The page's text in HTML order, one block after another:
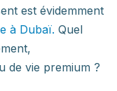
est évidemment
à Dubaï. Quel
de vie premium ?